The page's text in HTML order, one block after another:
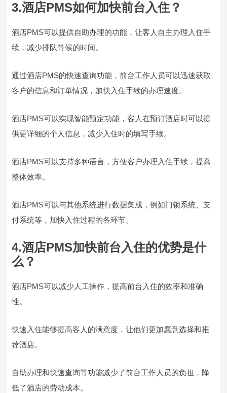
3.酒店PMS如何加快前台入住？
酒店PMS可以提供自助办理的功能，让客人自主办理入住手
续，减少排队等候的时间。
通过酒店PMS的快速查询功能，前台工作人员可以迅速获取
客户的信息和订单情况，加快入住手续的办理速度。
酒店PMS可以实现智能预定功能，客人在预订酒店时可以提
供更详细的个人信息，减少入住时的填写手续。
酒店PMS可以支持多种语言，方便客户办理入住手续，提高
整体效率。
酒店PMS可以与其他系统进行数据集成，例如门锁系统、支
付系统等，加快入住过程的各环节。
4.酒店PMS加快前台入住的优势是什
么？
酒店PMS可以减少人工操作，提高前台入住的效率和准确
性。
快速入住能够提高客人的满意度，让他们更加愿意选择和推
荐酒店。
自助办理和快速查询等功能减少了前台工作人员的负担，降
低了酒店的劳动成本。